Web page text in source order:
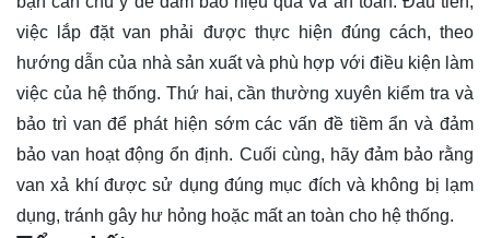
việc lắp đặt van phải được thực hiện đúng cách, theo
hướng dẫn của nhà sản xuất và phù hợp với điều kiện làm
việc của hệ thống. Thứ hai, cần thường xuyên kiểm tra và
bảo trì van để phát hiện sớm các vấn đề tiềm ẩn và đảm
bảo van hoạt động ổn định. Cuối cùng, hãy đảm bảo rằng
van xả khí được sử dụng đúng mục đích và không bị lạm
dụng, tránh gây hư hỏng hoặc mất an toàn cho hệ thống.